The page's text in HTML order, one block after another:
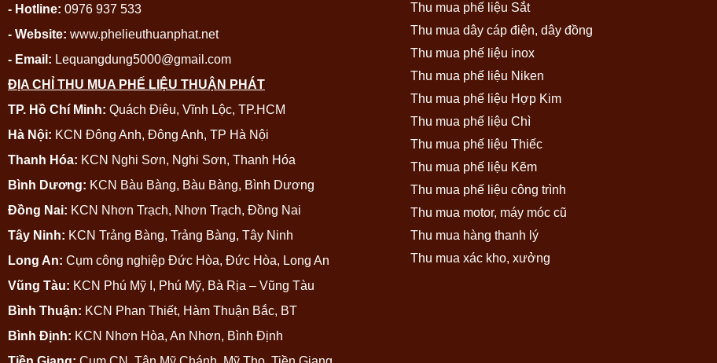
- Hotline: 0976 937 533
- Website: www.phelieuthuanphat.net
- Email: Lequangdung5000@gmail.com
ĐỊA CHỈ THU MUA PHẾ LIỆU THUẬN PHÁT
TP. Hồ Chí Minh: Quách Điêu, Vĩnh Lộc, TP.HCM
Hà Nội: KCN Đông Anh, Đông Anh, TP Hà Nội
Thanh Hóa: KCN Nghi Sơn, Nghi Sơn, Thanh Hóa
Bình Dương: KCN Bàu Bàng, Bàu Bàng, Bình Dương
Đồng Nai: KCN Nhơn Trạch, Nhơn Trạch, Đồng Nai
Tây Ninh: KCN Trảng Bàng, Trảng Bàng, Tây Ninh
Long An: Cụm công nghiệp Đức Hòa, Đức Hòa, Long An
Vũng Tàu: KCN Phú Mỹ I, Phú Mỹ, Bà Rịa – Vũng Tàu
Bình Thuận: KCN Phan Thiết, Hàm Thuận Bắc, BT
Bình Định: KCN Nhơn Hòa, An Nhơn, Bình Định
Thu mua phế liệu Sắt
Thu mua dây cáp điện, dây đồng
Thu mua phế liệu inox
Thu mua phế liệu Niken
Thu mua phế liệu Hợp Kim
Thu mua phế liệu Chì
Thu mua phế liệu Thiếc
Thu mua phế liệu Kẽm
Thu mua phế liệu công trình
Thu mua motor, máy móc cũ
Thu mua hàng thanh lý
Thu mua xác kho, xưởng